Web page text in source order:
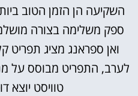
השקיעה הן הזמן הטוב
ספק משלימה בצורה
ואן ספראנג מציג
לערב, התפריט מבוסס על
טוויסט יוצא